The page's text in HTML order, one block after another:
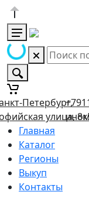
Петербург,
улица,
Главная
Каталог
Регионы
Выкуп
Контакты